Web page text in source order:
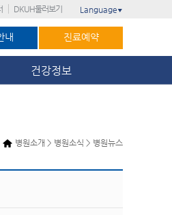
DKUH둘러보기 Language ▼
내 진료예약
건강정보
병원소개 > 병원소식 > 병원뉴스